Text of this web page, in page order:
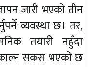
जारी भएको तीन
व्यवस्था छ। तर,
तयारी नहुँदा
सकस भएको छ